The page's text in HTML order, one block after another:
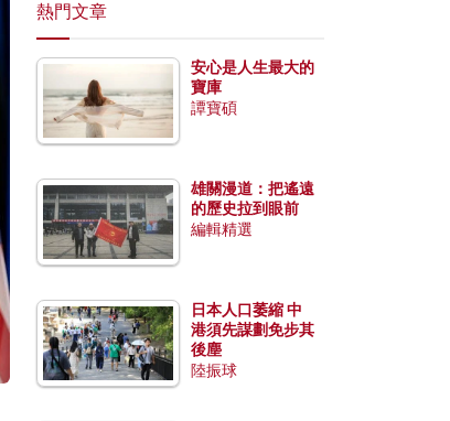
熱門文章
安心是人生最大的
寶庫
譚寶碩
雄關漫道：把遙遠
的歷史拉到眼前
編輯精選
日本人口萎縮 中
港須先謀劃免步其
後塵
陸振球